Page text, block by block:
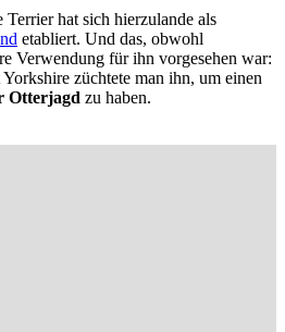
hat sich hierzulande als
etabliert. Und das, obwohl
Verwendung für ihn vorgesehen war:
züchtete man ihn, um einen
Otterjagd zu haben.